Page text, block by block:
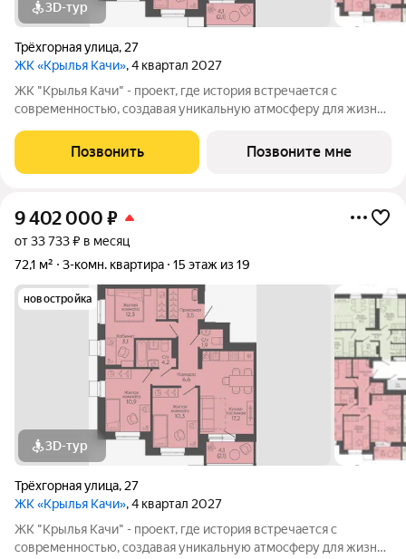
3D-тур
Трёхгорная улица, 27
ЖК «Крылья Качи», 4 квартал 2027
ЖК "Крылья Качи" - проект, где история встречается с
современностью, создавая уникальную атмосферу для жизни.
Дзержинского района Волгограда - в микрорайоне Кача, по
адресу ул. Трехгорная, 27 и
Позвонить Позвоните мне
9 402 000 ₽
от 33 733 ₽ в месяц
72,1 м²
3-комн. квартира 15 этаж из 19
новостройка
3D-тур
Трёхгорная улица, 27
ЖК «Крылья Качи», 4 квартал 2027
ЖК "Крылья Качи" - проект, где история встречается с
современностью, создавая уникальную атмосферу для жизни.